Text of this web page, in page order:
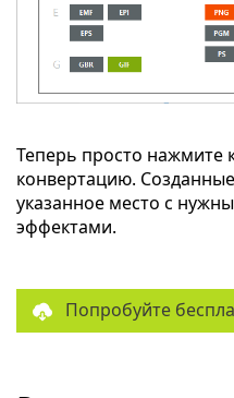
Теперь просто нажмите
конвертацию.
указанное место с
эффектами.
Попробуйте